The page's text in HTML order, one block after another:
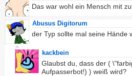
Das war wohl ein Mensch mit
Abusus Digitorum
der Typ sollte mal seine Hände
kackbein
Glaubst du, dass der (
Aufpasserbot!) ) weiß wird?